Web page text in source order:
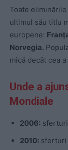
Toate
ultimul său titlu
europene:
Norvegia.
mică decât cea
Unde a
Mondiale
2006:
2010: sferturi